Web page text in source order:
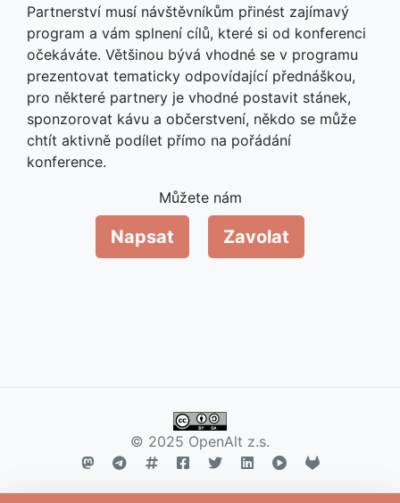
Partnerství musí návštěvníkům přinést zajímavý
program a vám splnení cílů, které si od konferenci
očekáváte. Většinou bývá vhodné se v programu
prezentovat tematicky odpovídající přednáškou,
pro některé partnery je vhodné postavit stánek,
sponzorovat kávu a občerstvení, někdo se může
chtít aktivně podílet přímo na pořádání
konference.
Můžete nám
Napsat Zavolat
© 2025 OpenAlt z.s.